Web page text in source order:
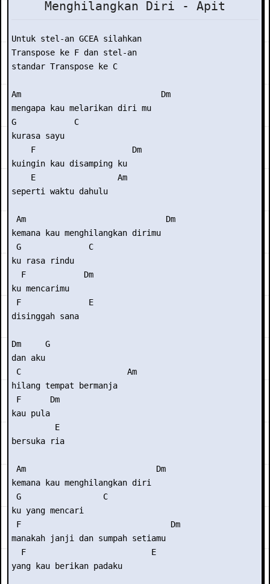
Menghilangkan Diri - Apit
Untuk stel-an GCEA silahkan
Transpose ke F dan stel-an
standar Transpose ke C
Am                             Dm
mengapa kau melarikan diri mu
G            C
kurasa sayu
    F                    Dm
kuingin kau disamping ku
    E                 Am
seperti waktu dahulu
Am                             Dm
kemana kau menghilangkan dirimu
G              C
ku rasa rindu
  F            Dm
ku mencarimu
F              E
disinggah sana
Dm     G
dan aku
C                      Am
hilang tempat bermanja
F      Dm
kau pula
         E
bersuka ria
Am                           Dm
kemana kau menghilangkan diri
G                 C
ku yang mencari
F                               Dm
manakah janji dan sumpah setiamu
  F                          E
yang kau berikan padaku